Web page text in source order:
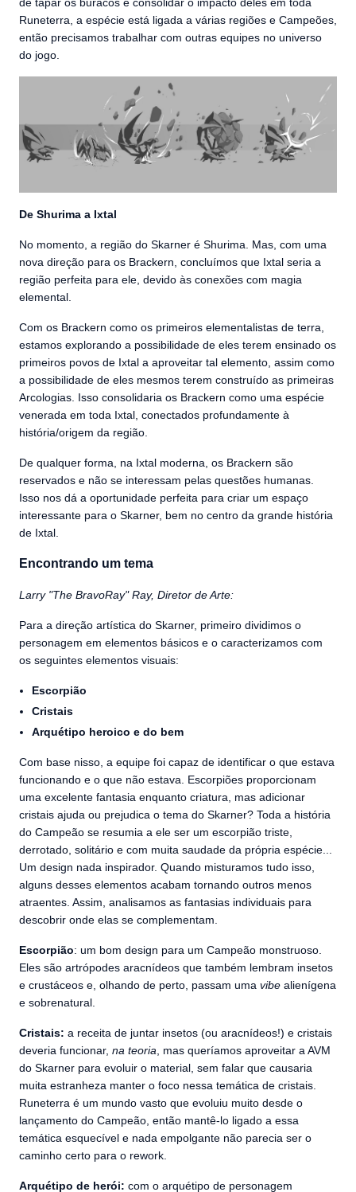
Runeterra, a espécie está ligada a várias regiões e Campeões,
então precisamos trabalhar com outras equipes no universo
do jogo.
De Shurima a Ixtal
No momento, a região do Skarner é Shurima. Mas, com uma
nova direção para os Brackern, concluímos que Ixtal seria a
região perfeita para ele, devido às conexões com magia
elemental.
Com os Brackern como os primeiros elementalistas de terra,
estamos explorando a possibilidade de eles terem ensinado os
primeiros povos de Ixtal a aproveitar tal elemento, assim como
a possibilidade de eles mesmos terem construído as primeiras
Arcologias. Isso consolidaria os Brackern como uma espécie
venerada em toda Ixtal, conectados profundamente à
história/origem da região.
De qualquer forma, na Ixtal moderna, os Brackern são
reservados e não se interessam pelas questões humanas.
Isso nos dá a oportunidade perfeita para criar um espaço
interessante para o Skarner, bem no centro da grande história
de Ixtal.
Encontrando um tema
Larry "The BravoRay" Ray, Diretor de Arte:
Para a direção artística do Skarner, primeiro dividimos o
personagem em elementos básicos e o caracterizamos com
os seguintes elementos visuais:
Escorpião
Cristais
Arquétipo heroico e do bem
Com base nisso, a equipe foi capaz de identificar o que estava
funcionando e o que não estava. Escorpiões proporcionam
uma excelente fantasia enquanto criatura, mas adicionar
cristais ajuda ou prejudica o tema do Skarner? Toda a história
do Campeão se resumia a ele ser um escorpião triste,
derrotado, solitário e com muita saudade da própria espécie...
Um design nada inspirador. Quando misturamos tudo isso,
alguns desses elementos acabam tornando outros menos
atraentes. Assim, analisamos as fantasias individuais para
descobrir onde elas se complementam.
Escorpião: um bom design para um Campeão monstruoso.
Eles são artrópodes aracnídeos que também lembram insetos
e crustáceos e, olhando de perto, passam uma vibe alienígena
e sobrenatural.
Cristais: a receita de juntar insetos (ou aracnídeos!) e cristais
deveria funcionar, na teoria , mas queríamos aproveitar a AVM
do Skarner para evoluir o material, sem falar que causaria
muita estranheza manter o foco nessa temática de cristais.
Runeterra é um mundo vasto que evoluiu muito desde o
lançamento do Campeão, então mantê-lo ligado a essa
temática esquecível e nada empolgante não parecia ser o
caminho certo para o rework.
Arquétipo de herói: com o arquétipo de personagem